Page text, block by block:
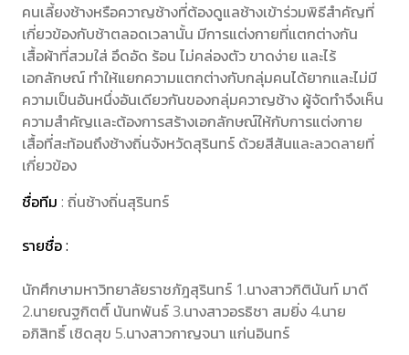
คนเลี้ยงช้างหรือควาญช้างที่ต้องดูแลช้างเข้าร่วมพิธีสำคัญที่
เกี่ยวข้องกับช้าตลอดเวลานั้น มีการแต่งกายที่แตกต่างกัน
เสื้อผ้าที่สวมใส่ อึดอัด ร้อน ไม่คล่องตัว ขาดง่าย และไร้
เอกลักษณ์ ทำให้แยกความแตกต่างกับกลุ่มคนได้ยากและไม่มี
ความเป็นอันหนึ่งอันเดียวกันของกลุ่มควาญช้าง ผู้จัดทำจึงเห็น
ความสำคัญเเละต้องการสร้างเอกลักษณ์ให้กับการแต่งกาย
เสื้อที่สะท้อนถึงช้างถิ่นจังหวัดสุรินทร์ ด้วยสีสันและลวดลายที่
เกี่ยวข้อง
ชื่อทีม : ถิ่นช้างถิ่นสุรินทร์
รายชื่อ :
นักศึกษามหาวิทยาลัยราชภัฎสุรินทร์ 1.นางสาวกิตินันท์ มาดี
2.นายณฐกิตติ์ นันทพันธ์ 3.นางสาวอรธิชา สมยิ่ง 4.นาย
อภิสิทธิ์ เชิดสุข 5.นางสาวกาญจนา แก่นอินทร์